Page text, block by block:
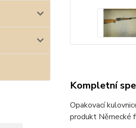
Kompletní
Opakovací
produkt Německé